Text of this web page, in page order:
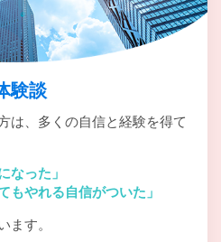
験談
は、多くの自信と経験を得て
なった」
もやれる自信がついた」
ます。